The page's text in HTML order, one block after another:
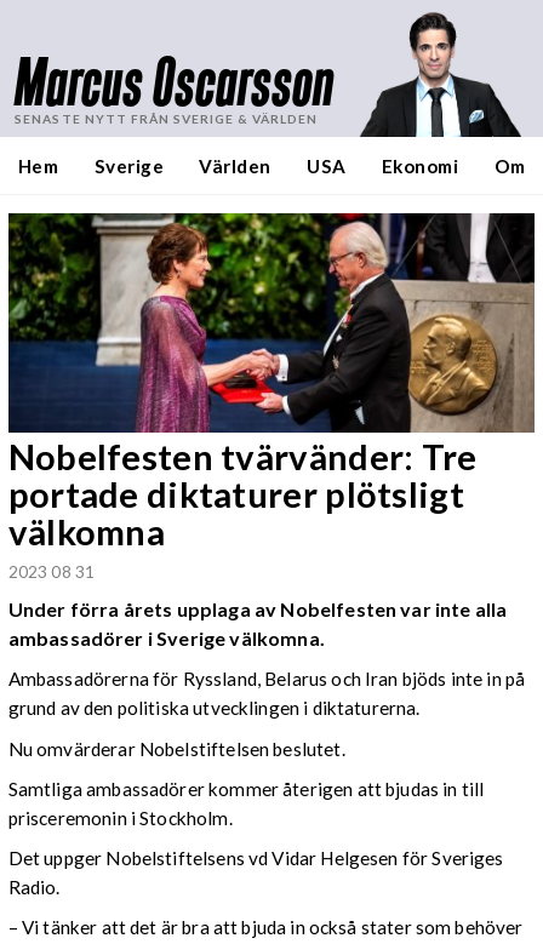
Marcus Oscarsson
SENASTE NYTT FRÅN SVERIGE & VÄRLDEN
Hem Sverige Världen USA Ekonomi Om
Nobelfesten tvärvänder: Tre
portade diktaturer plötsligt
välkomna
2023 08 31
Under förra årets upplaga av Nobelfesten var inte alla
ambassadörer i Sverige välkomna.
Ambassadörerna för Ryssland, Belarus och Iran bjöds inte in på
grund av den politiska utvecklingen i diktaturerna.
Nu omvärderar Nobelstiftelsen beslutet.
Samtliga ambassadörer kommer återigen att bjudas in till
prisceremonin i Stockholm.
Det uppger Nobelstiftelsens vd Vidar Helgesen för Sveriges
Radio.
– Vi tänker att det är bra att bjuda in också stater som behöver